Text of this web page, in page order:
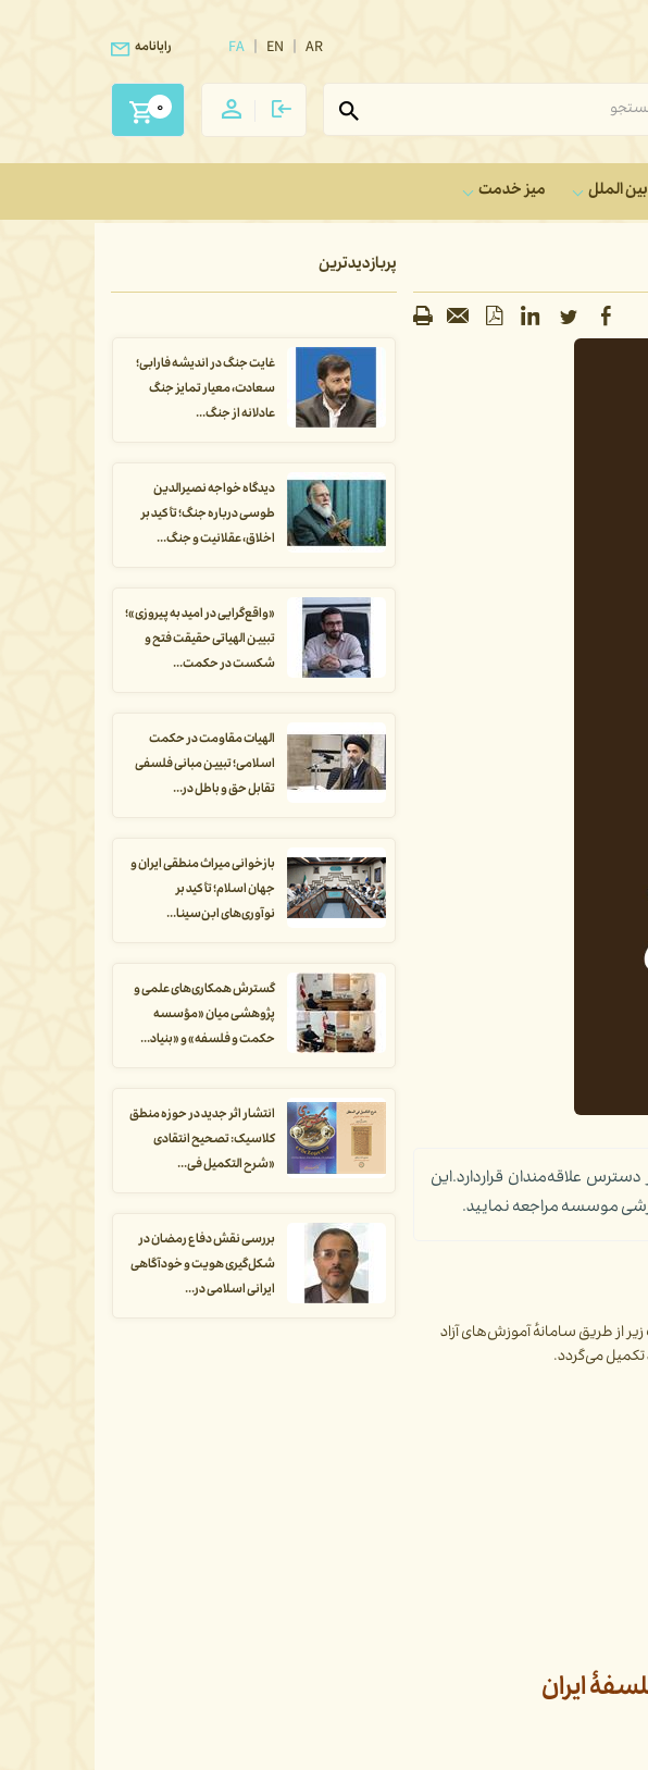
FA EN AR رایانامه
0
بین الملل میز خدمت
علاقه‌مندان قراردارد.این
موسسه مراجعه نمایید.
طریق سامانهٔ آموزش‌های آزاد
می‌گردد.
ایران
پربازدیدترین
غایت جنگ در اندیشه فارابی؛
سعادت، معیار تمایز جنگ
عادلانه از جنگ...
دیدگاه خواجه نصیرالدین
طوسی درباره جنگ؛ تأکید بر
اخلاق، عقلانیت و جنگ...
«واقع‌گرایی در امید به پیروزی»؛
تبیین الهیاتی حقیقت فتح و
شکست در حکمت...
الهیات مقاومت در حکمت
اسلامی؛ تبیین مبانی فلسفی
تقابل حق و باطل در...
بازخوانی میراث منطقی ایران و
جهان اسلام؛ تأکید بر
نوآوری‌های ابن‌سینا...
گسترش همکاری‌های علمی و
پژوهشی میان «مؤسسه
حکمت و فلسفه» و «بنیاد...
انتشار اثر جدید در حوزه منطق
کلاسیک: تصحیح انتقادی
«شرح التکمیل فی...
بررسی نقش دفاع رمضان در
شکل‌گیری هویت و خودآگاهی
ایرانی اسلامی در...